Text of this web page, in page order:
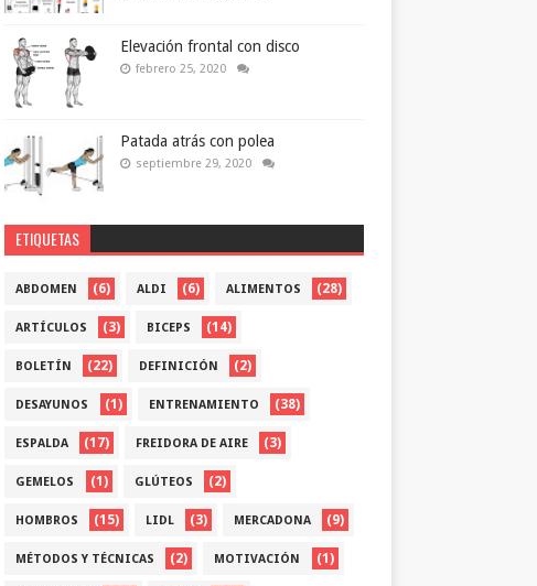
Elevación frontal con disco
febrero 25, 2020
Patada atrás con polea
septiembre 29, 2020
ETIQUETAS
ABDOMEN (6) ALDI (6) ALIMENTOS (28)
ARTÍCULOS (3) BICEPS (14)
BOLETÍN (22) DEFINICIÓN (2)
DESAYUNOS (1) ENTRENAMIENTO (38)
ESPALDA (17) FREIDORA DE AIRE (3)
GEMELOS (1) GLÚTEOS (2)
HOMBROS (15) LIDL (3) MERCADONA (9)
MÉTODOS Y TÉCNICAS (2) MOTIVACIÓN (1)